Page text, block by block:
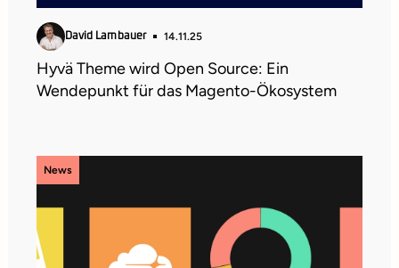
David Lambauer 14.11.25
Hyvä Theme wird Open Source: Ein
Wendepunkt für das Magento-Ökosystem
News